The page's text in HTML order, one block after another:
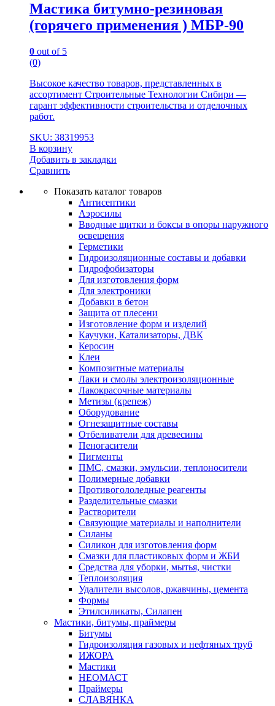
Мастика битумно-резиновая
(горячего применения ) МБР-90
0 out of 5
(0)
Высокое качество товаров, представленных в
ассортимент Строительные Технологии Сибири —
гарант эффективности строительства и отделочных
работ.
SKU: 38319953
В корзину
Добавить в закладки
Сравнить
Показать каталог товаров
Антисептики
Аэросилы
Вводные щитки и боксы в опоры наружного
освещения
Герметики
Гидроизоляционные составы и добавки
Гидрофобизаторы
Для изготовления форм
Для электроники
Добавки в бетон
Защита от плесени
Изготовление форм и изделий
Каучуки, Катализаторы, ДВК
Керосин
Клеи
Композитные материалы
Лаки и смолы электроизоляционные
Лакокрасочные материалы
Метизы (крепеж)
Оборудование
Огнезащитные составы
Отбеливатели для древесины
Пеногасители
Пигменты
ПМС, смазки, эмульсии, теплоносители
Полимерные добавки
Противогололедные реагенты
Разделительные смазки
Растворители
Связующие материалы и наполнители
Силаны
Силикон для изготовления форм
Смазки для пластиковых форм и ЖБИ
Средства для уборки, мытья, чистки
Теплоизоляция
Удалители высолов, ржавчины, цемента
Формы
Этилсиликаты, Силапен
Мастики, битумы, праймеры
Битумы
Гидроизоляция газовых и нефтяных труб
ИЖОРА
Мастики
НЕОМАСТ
Праймеры
СЛАВЯНКА